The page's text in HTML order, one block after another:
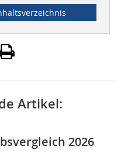
Artikel:
2026